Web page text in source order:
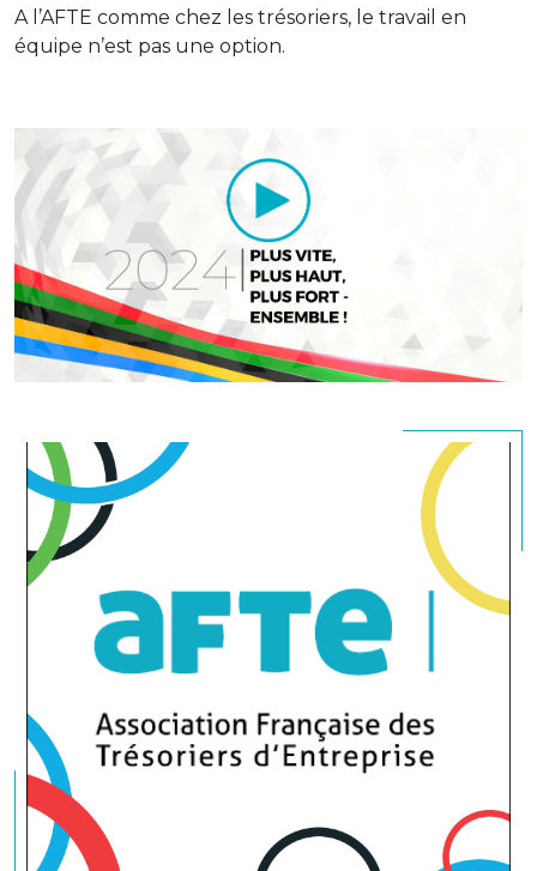
A l’AFTE comme chez les trésoriers, le travail en
équipe n’est pas une option.